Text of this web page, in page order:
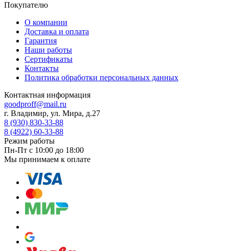
Покупателю
О компании
Доставка и оплата
Гарантия
Наши работы
Сертификаты
Контакты
Политика обработки персональных данных
Контактная информация
goodproff@mail.ru
г. Владимир, ул. Мира, д.27
8 (930) 830-33-88
8 (4922) 60-33-88
Режим работы
Пн-Пт с 10:00 до 18:00
Мы принимаем к оплате